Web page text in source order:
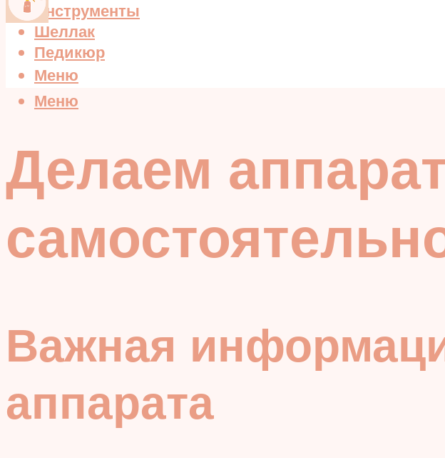
Инструменты
Шеллак
Педикюр
Меню
Меню
Делаем
Важная
аппарата